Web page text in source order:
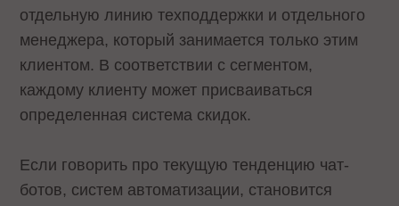
отдельную линию техподдержки и отдельного
менеджера, который занимается только этим
клиентом. В соответствии с сегментом,
каждому клиенту может присваиваться
определенная система скидок.
Если говорить про текущую тенденцию чат-
ботов, систем автоматизации, становится